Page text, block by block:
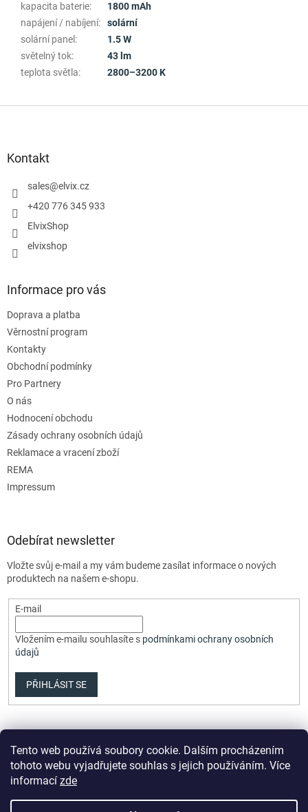
Tento web používá soubory cookie. Dalším procházením
tohoto webu vyjadřujete souhlas s jejich používáním. Více
informací zde
kapacita baterie:
1800 mAh
napájení / nabíjení:
solární
solární panel :
1.5 W
světelný tok:
43 lm
teplota světla: 2800–3200 K
Kontakt
sales@elvix.cz
+420 776 345 933
ElvixShop
elvixshop
Informace pro vás
Doprava a platba
Věrnostní program
Kontakty
Obchodní podmínky
Pro Partnery
O nás
Hodnocení obchodu
Zásady ochrany osobních údajů
Reklamace a vracení zboží
REMA
Impressum
Odebírat newsletter
Vložte svůj e-mail a my vám budeme zasílat informace o nových
produktech na našem e-shopu.
E-mail
Vložením e-mailu souhlasíte s podmínkami ochrany osobních
údajů
PŘIHLÁSIT SE